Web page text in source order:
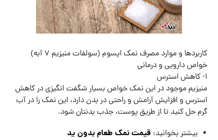
کاربردها و موارد مصرف نمک اپسوم (سولفات منیزیم ۷ آبه)
خواص دارویی و درمانی
۱- کاهش استرس
منیزیم موجود در این نمک خواص بسیار شگفت انگیزی در کاهش
استرس و افزایش آرامش و راحتی در بدن دارد، این نمک را در آب
گرم حل کنید تا از طریق پوست، جذب بدنتان شود.
بیشتر بخوانید: قیمت نمک طعام بدون ید